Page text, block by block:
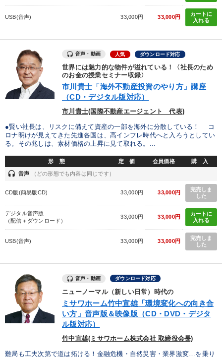
USB(音声) 33,000円 33,000円
カートに
入れる
音声・動画 人気 ダウンロード対応
世界には魅力的な物件が溢れている！〈社長のため
のお金の授業セミナー収録〉
市川貴士「海外不動産投資のやり方」講座
（CD・デジタル版対応）
市川貴士(国際不動産エージェント 代表)
●賢い社長は、リスクに備えて資産の一部を海外に分散している！ コ
ロナ明けが見えてきた先進各国は、高インフレ時代へと入ろうとしてい
る。その兆しは、素材価格の上昇に見て取れる。...
形 態 定 価 会員価格 購 入
headset 音声 （どの形態でも内容は同じです）
CD版(簡易版CD) 33,000円 33,000円
完売しま
した
デジタル音声版
（配信＋ダウンロード）
33,000円 33,000円
カートに
入れる
USB(音声) 33,000円 33,000円
完売しま
した
音声・動画 ダウンロード対応
ニューノーマル（新しい日常）時代の
ミサワホーム竹中宣雄「環境変化への向き合
い方」音声版＆映像版（CD・DVD・デジタ
ル版対応）
竹中宣雄(ミサワホーム株式会社 取締役会長)
難局も工夫次第で道は拓ける！金融危機・自然災害・業界激変…を乗り